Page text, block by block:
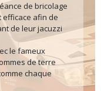
de bricolage
efficace afin de
de leur jacuzzi
le fameux
de terre
chaque